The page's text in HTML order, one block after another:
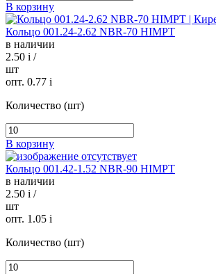
В корзину
Кольцо 001.24-2.62 NBR-70 HIMPT
в наличии
2.50 i /
шт
опт. 0.77 i
Количество (шт)
В корзину
Кольцо 001.42-1.52 NBR-90 HIMPT
в наличии
2.50 i /
шт
опт. 1.05 i
Количество (шт)